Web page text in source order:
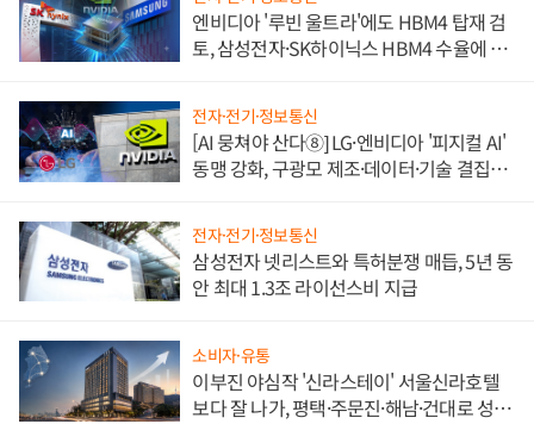
엔비디아 '루빈 울트라'에도 HBM4 탑재 검
토, 삼성전자·SK하이닉스 HBM4 수율에 주
전자·전기·정보통신
[AI 뭉쳐야 산다⑧] LG·엔비디아 '피지컬 AI'
동맹 강화, 구광모 제조·데이터·기술 결집
전자·전기·정보통신
삼성전자 넷리스트와 특허분쟁 매듭, 5년 동
안 최대 1.3조 라이선스비 지급
소비자·유통
이부진 야심작 '신라스테이' 서울신라호텔
보다 잘 나가, 평택·주문진·해남·건대로 성